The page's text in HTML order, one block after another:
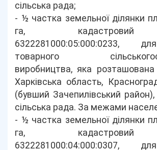
сільська рада;
- ½ частка земельної ділянки
га,
6322281000:05:000:0233,
товарного
виробництва, яка
Харківська область,
(бувший Зачепилівський
сільська рада. За межами
- ½ частка земельної ділянки
га,
6322281000:04:000:0307,